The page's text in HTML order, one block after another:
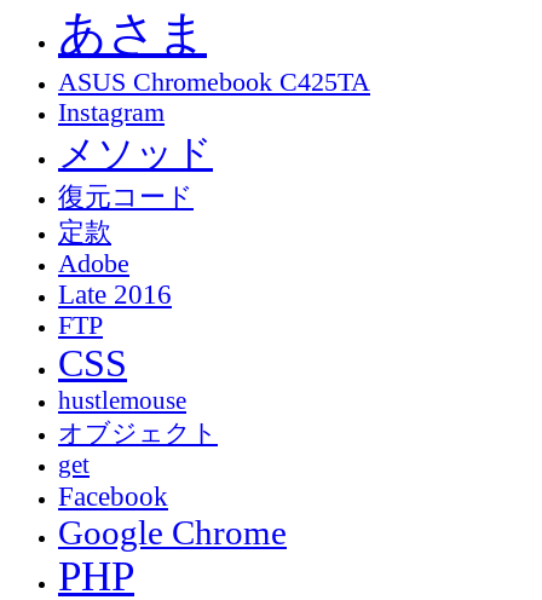
あさま
ASUS Chromebook C425TA
Instagram
メソッド
復元コード
定款
Adobe
Late 2016
FTP
CSS
hustlemouse
オブジェクト
get
Facebook
Google Chrome
PHP